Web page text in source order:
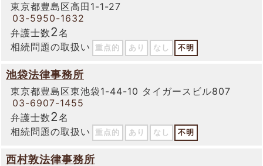
東京都豊島区高田1-1-27
03-5950-1632
弁護士数2名
相続問題の取扱い
重点的 あり なし 不明
池袋法律事務所
東京都豊島区東池袋1-44-10 タイガースビル807
03-6907-1455
弁護士数2名
相続問題の取扱い
重点的 あり なし 不明
西村敦法律事務所